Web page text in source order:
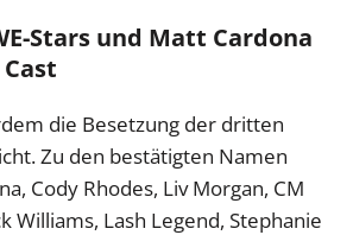
Stars und Matt Cardona
die Besetzung der dritten
Zu den bestätigten Namen
Cody Rhodes, Liv Morgan, CM
Williams, Lash Legend, Stephanie